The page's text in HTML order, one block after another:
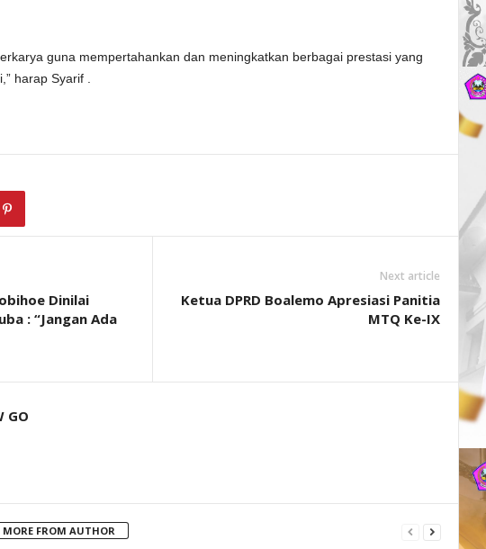
guna mempertahankan dan meningkatkan berbagai prestasi yang
harap Syarif .
Dinilai
: “Jangan Ada
Next article
Ketua DPRD Boalemo Apresiasi Panitia
MTQ Ke-IX
GO
MORE FROM AUTHOR